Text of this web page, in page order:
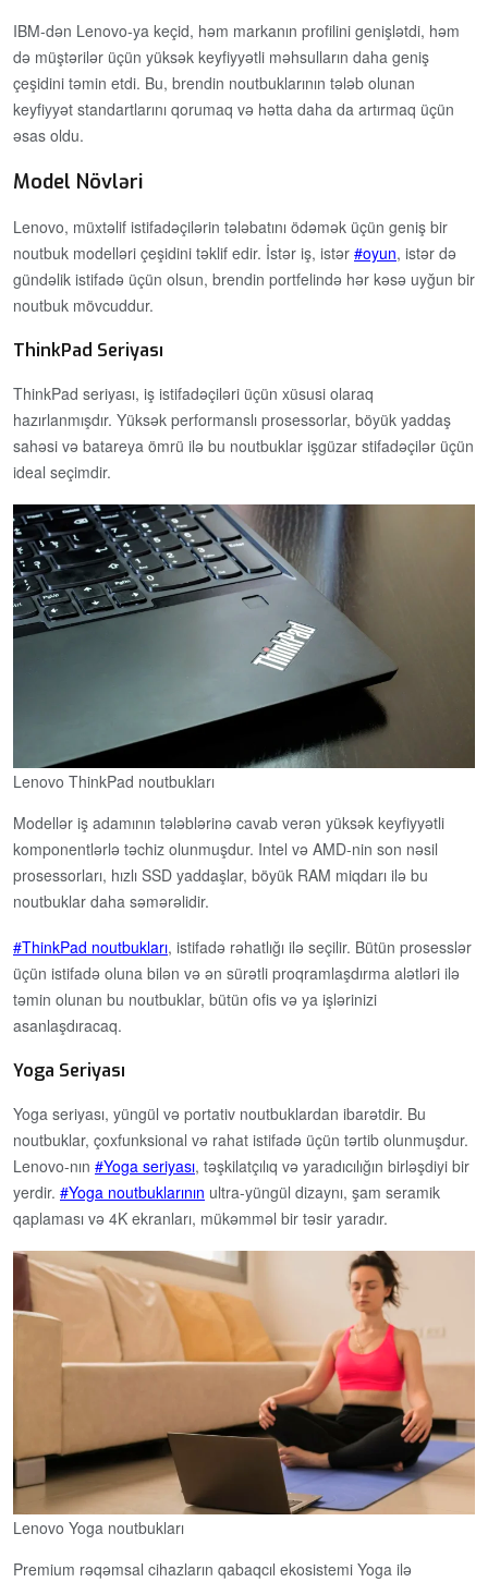
IBM-dən Lenovo-ya keçid, həm markanın profilini genişlətdi, həm
də müştərilər üçün yüksək keyfiyyətli məhsulların daha geniş
çeşidini təmin etdi. Bu, brendin noutbuklarının tələb olunan
keyfiyyət standartlarını qorumaq və hətta daha da artırmaq üçün
əsas oldu.
Model Növləri
Lenovo, müxtəlif istifadəçilərin tələbatını ödəmək üçün geniş bir
noutbuk modelləri çeşidini təklif edir. İstər iş, istər oyun, istər də
gündəlik istifadə üçün olsun, brendin portfelində hər kəsə uyğun bir
noutbuk mövcuddur.
ThinkPad Seriyası
ThinkPad seriyası, iş istifadəçiləri üçün xüsusi olaraq
hazırlanmışdır. Yüksək performanslı prosessorlar, böyük yaddaş
sahəsi və batareya ömrü ilə bu noutbuklar işgüzar stifadəçilər üçün
ideal seçimdir.
Lenovo ThinkPad noutbukları
Modellər iş adamının tələblərinə cavab verən yüksək keyfiyyətli
komponentlərlə təchiz olunmuşdur. Intel və AMD-nin son nəsil
prosessorları, hızlı SSD yaddaşlar, böyük RAM miqdarı ilə bu
noutbuklar daha səmərəlidir.
ThinkPad noutbukları, istifadə rəhatlığı ilə seçilir. Bütün prosesslər
üçün istifadə oluna bilən və ən sürətli proqramlaşdırma alətləri ilə
təmin olunan bu noutbuklar, bütün ofis və ya işlərinizi
asanlaşdıracaq.
Yoga Seriyası
Yoga seriyası, yüngül və portativ noutbuklardan ibarətdir. Bu
noutbuklar, çoxfunksional və rahat istifadə üçün tərtib olunmuşdur.
Lenovo-nın
Yoga seriyası, təşkilatçılıq və yaradıcılığın birləşdiyi bir
yerdir.
Yoga noutbuklarının ultra-yüngül dizaynı, şam seramik
qaplaması və 4K ekranları, mükəmməl bir təsir yaradır.
Lenovo Yoga noutbukları
Premium rəqəmsal cihazların qabaqcıl ekosistemi Yoga ilə